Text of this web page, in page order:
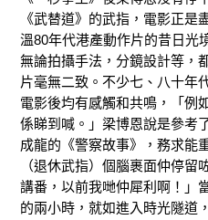
《武替道》的武指，電影正
溫80年代港產動作片的昔日光
無論拍攝手法，分鏡設計等，
片毫無二致。不少七、八十年
電影後均有感觸和共鳴，「例
係睇到喊。」梁博恩說是參考
成龍的《警察故事》，務求能
（退休武指）個腦裹面仲停
講番，以前我哋仲犀利啊！」
的兩小時，就如進入時光隧道